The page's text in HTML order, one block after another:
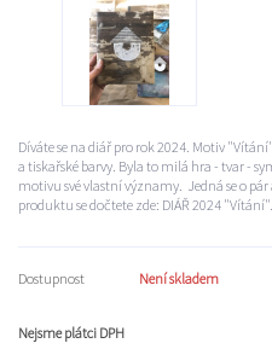
Díváte se na diář pro rok 2024. Motiv
a tiskařské barvy. Byla to milá hra - tvar -
motivu své vlastní významy. Jedná se o
produktu se dočtete zde: DIÁŘ 2024
Dostupnost Není skladem
Nejsme plátci DPH